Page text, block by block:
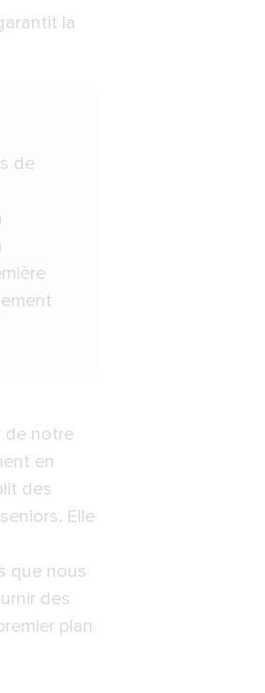
la
de
de notre
en
des
Elle
que nous
des
plan